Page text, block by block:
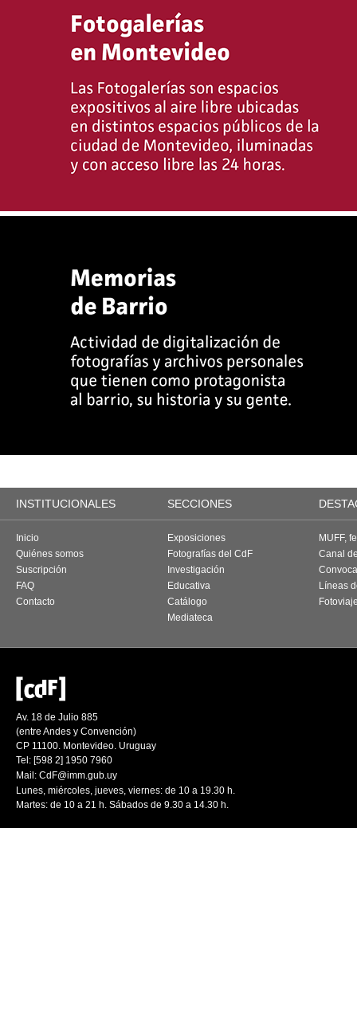
INSTITUCIONALES SECCIONES
Inicio
Quiénes somos
Suscripción
FAQ
Contacto
Exposiciones
Fotografías del CdF
Investigación
Educativa
Catálogo
Mediateca
MUFF,
Canal
Líneas
Av. 18 de Julio 885
(entre Andes y Convención)
CP 11100. Montevideo. Uruguay
Tel: [598 2] 1950 7960
Mail: CdF@imm.gub.uy
Lunes, miércoles, jueves, viernes: de 10 a 19.30 h.
Martes: de 10 a 21 h. Sábados de 9.30 a 14.30 h.